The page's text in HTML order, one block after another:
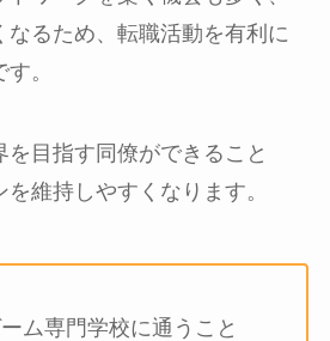
なるため、転職活動を有利に
。
を目指す同僚ができること
維持しやすくなります。
ム専門学校に通うこと